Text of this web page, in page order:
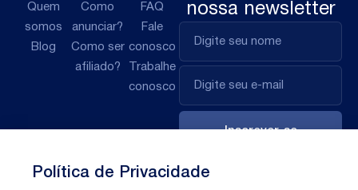
Quem
somos
Blog
Como
anunciar?
Como ser
afiliado?
FAQ
Fale
conosco
Trabalhe
conosco
nossa newsletter
Inscrever-se
Política de Privacidade